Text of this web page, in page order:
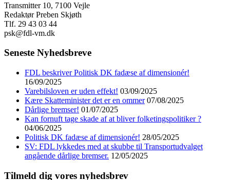
Transmitter 10, 7100 Vejle
Redaktør Preben Skjøth
Tlf. 29 43 03 44
psk@fdl-vm.dk
Seneste Nyhedsbreve
FDL beskriver Politisk DK fadæse af dimensionér!
16/09/2025
Varebilsloven er uden effekt! 03/09/2025
Kære Skatteminister det er en ommer 07/08/2025
Dårlige bremser! 01/07/2025
Kan fornuft tage skade af at bliver folketingspolitiker ?
04/06/2025
Politisk DK fadæse af dimensionér! 28/05/2025
SV: FDL lykkedes med at skubbe til Transportudvalget
angående dårlige bremser. 12/05/2025
Tilmeld dig vores nyhedsbrev